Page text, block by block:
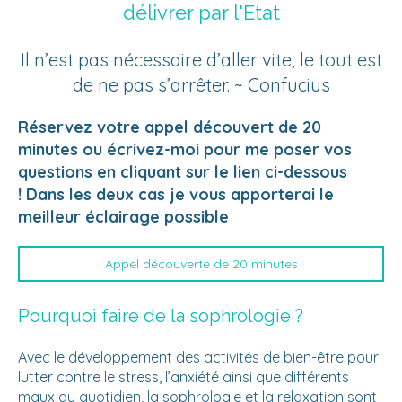
délivrer par l'Etat
Il n’est pas nécessaire d’aller vite, le tout est
de ne pas s’arrêter. ~ Confucius
Réservez votre appel découvert de 20
minutes ou écrivez-moi pour me poser vos
questions en cliquant sur le lien ci-dessous
! Dans les deux cas je vous apporterai le
meilleur éclairage possible
Appel découverte de 20 minutes
Pourquoi faire de la sophrologie ?
Avec le développement des activités de bien-être pour
lutter contre le stress, l’anxiété ainsi que différents
maux du quotidien, la sophrologie et la relaxation sont